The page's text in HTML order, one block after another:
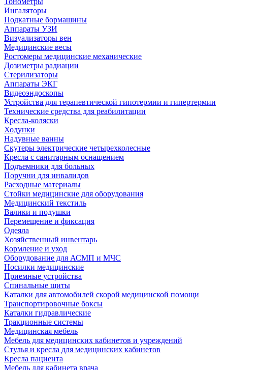
Ингаляторы
Подкатные бормашины
Аппараты УЗИ
Визуализаторы вен
Медицинские весы
Ростомеры медицинские механические
Дозиметры радиации
Стерилизаторы
Аппараты ЭКГ
Видеоэндоскопы
Устройства для терапевтической гипотермии и гипертермии
Технические средства для реабилитации
Кресла-коляски
Ходунки
Надувные ванны
Скутеры электрические четырехколесные
Кресла с санитарным оснащением
Подъемники для больных
Поручни для инвалидов
Расходные материалы
Стойки медицинские для оборудования
Медицинский текстиль
Валики и подушки
Перемещение и фиксация
Одеяла
Хозяйственный инвентарь
Кормление и уход
Оборудование для АСМП и МЧС
Носилки медицинские
Приемные устройства
Спинальные щиты
Каталки для автомобилей скорой медицинской помощи
Транспортировочные боксы
Каталки гидравлические
Тракционные системы
Медицинская мебель
Мебель для медицинских кабинетов и учреждений
Стулья и кресла для медицинских кабинетов
Кресла пациента
Мебель для кабинета врача